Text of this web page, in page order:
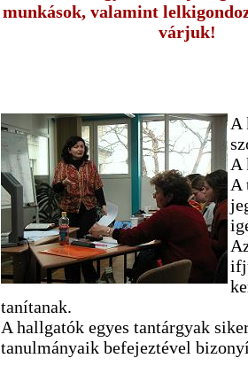
munkások, valamint
várjuk!
A
A
A
tanítanak.
A hallgatók egyes tantárgyak
tanulmányaik befejeztével